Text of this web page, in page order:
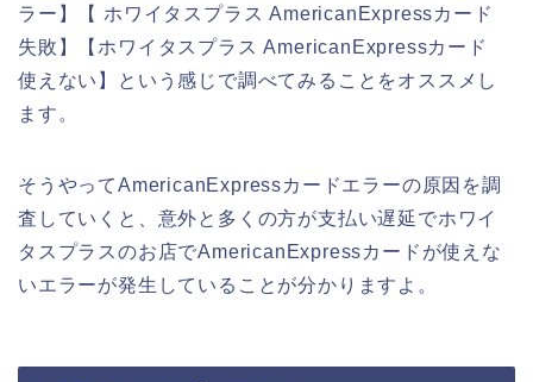
ラー】【 ホワイタスプラス AmericanExpressカード
失敗】【ホワイタスプラス AmericanExpressカード
使えない】という感じで調べてみることをオススメし
ます。
そうやってAmericanExpressカードエラーの原因を調
査していくと、意外と多くの方が支払い遅延でホワイ
タスプラスのお店でAmericanExpressカードが使えな
いエラーが発生していることが分かりますよ。